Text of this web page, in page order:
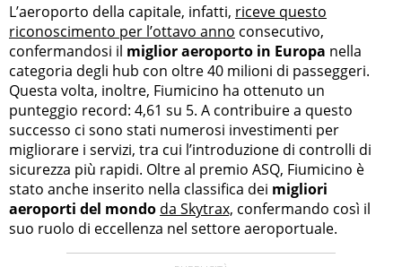
L’aeroporto della capitale, infatti, riceve questo
riconoscimento per l’ottavo anno consecutivo,
confermandosi il miglior aeroporto in Europa nella
categoria degli hub con oltre 40 milioni di passeggeri.
Questa volta, inoltre, Fiumicino ha ottenuto un
punteggio record: 4,61 su 5. A contribuire a questo
successo ci sono stati numerosi investimenti per
migliorare i servizi, tra cui l’introduzione di controlli di
sicurezza più rapidi. Oltre al premio ASQ, Fiumicino è
stato anche inserito nella classifica dei migliori
aeroporti del mondo da Skytrax, confermando così il
suo ruolo di eccellenza nel settore aeroportuale.